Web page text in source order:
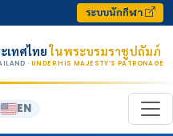
ระบบนักกีฬา
เทศไทยในพระบรมราชูปถัมภ์
· UNDER HIS MAJESTY’S PATRONAGE
EN